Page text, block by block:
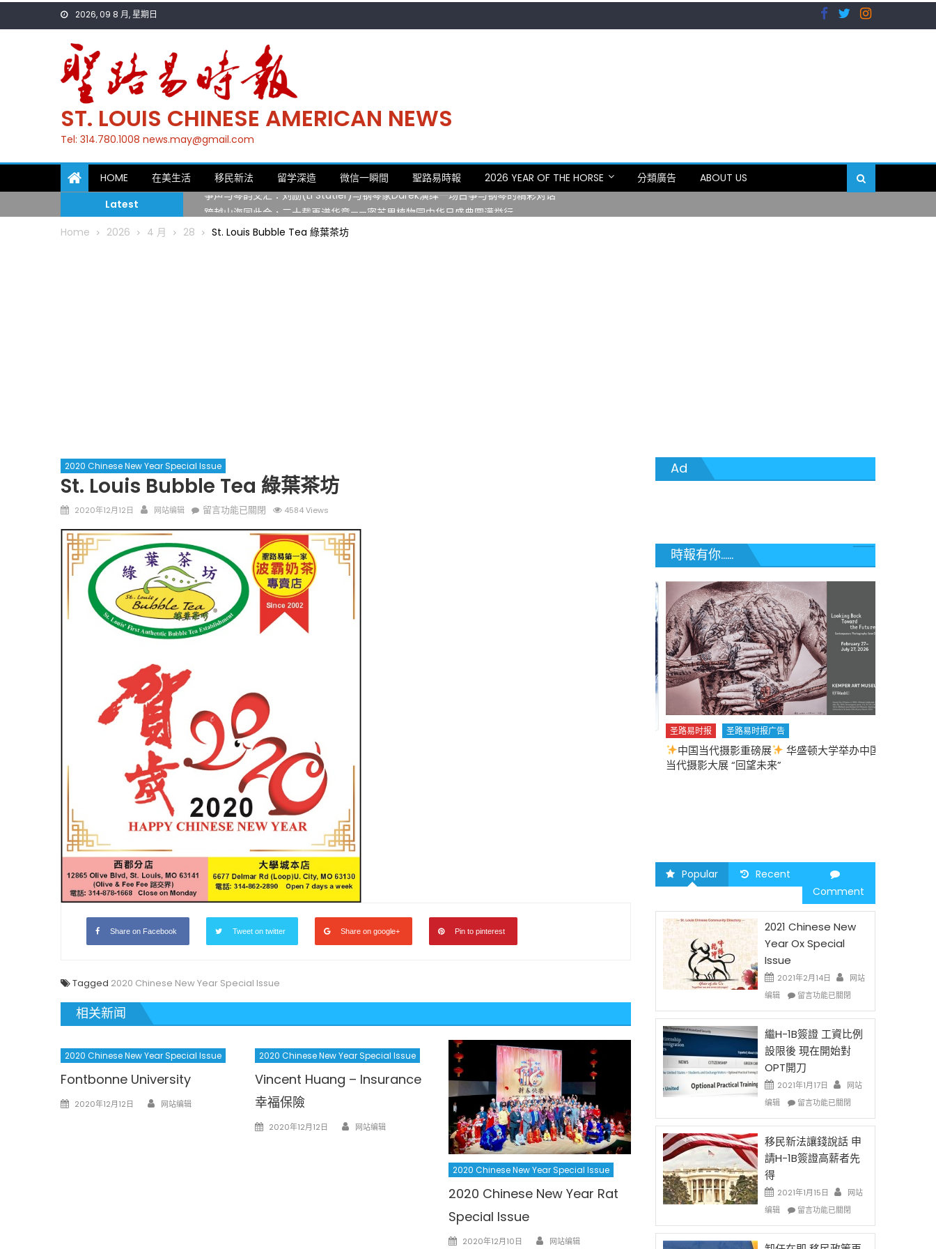
2026, 09 8 月, 星期日
ST. LOUIS CHINESE AMERICAN NEWS
Tel: 314.780.1008 news.may@gmail.com
HOME 在美生活 移民新法 留学深造 微信一瞬間 聖路易時報 2026 YEAR OF THE HORSE 分類廣告
ABOUT US
Latest
一晃三十年，初夏又相逢。中华日，等你来赴约 —— 密苏里植物园“中华日三十周年特别报道（五）
筝声与琴韵交汇：刘励(Li Statler)与钢琴家Darek演绎一场古筝与钢琴的精彩对话
跨越山海同此会，三十载再谱华章——密苏里植物园中华日盛典圆满举行
圣路易龙舟俱乐部5月16日龙舟体验日 邀请各界亲身体验划行乐趣 + 水上竞速魅力
Home 2026 4 月 28 St. Louis Bubble Tea 綠葉茶坊
2020 Chinese New Year Special Issue
St. Louis Bubble Tea 綠葉茶坊
Posted
2020年12月12日 Author
网站编辑
在
Bubble
Tea
綠
葉
茶
坊〉
留言功能已關閉 4584 Views
Share on Facebook Tweet on twitter Share on google+ Pin to pinterest
Tagged 2020 Chinese New Year Special Issue
相关新闻
2020 Chinese New Year Special Issue
Fontbonne University
Posted
2020年12月12日 Author
网站编辑
2020 Chinese New Year Special Issue
Vincent Huang – Insurance
幸福保險
Posted
2020年12月12日 Author
网站编辑
2020 Chinese New Year Special Issue
2020 Chinese New Year Rat
Special Issue
Posted
2020年12月10日 Author
网站编辑
Ad
時報有你......
圣路易时报 圣路易时报广告
免费健康检查 无需预约 免费赠送血压计供符合
条件者使用 欢迎参加索取! 4月18日星期六 上午
9点至中午 Grace UM Church
圣路易时报 圣路易时报广告
中国当代摄影重磅展
华盛顿大学举办中国
当代摄影大展 “回望未来”
Popular
Recent
Comment
2021 Chinese New
Year Ox Special
Issue
2021年2月14日
网站
编辑
在
Chinese
New
Year
Ox
Special
Issue〉
中
留言功能已關閉
繼H-1B簽證 工資比例
設限後 現在開始對
OPT開刀
2021年1月17日
网站
编辑
在
H-
1B
簽
證
資
比
設
限
留言功能已關閉
移民新法讓錢說話 申
請H-1B簽證高薪者先
得
2021年1月15日
网站
编辑
在
民
新
留言功能已關閉